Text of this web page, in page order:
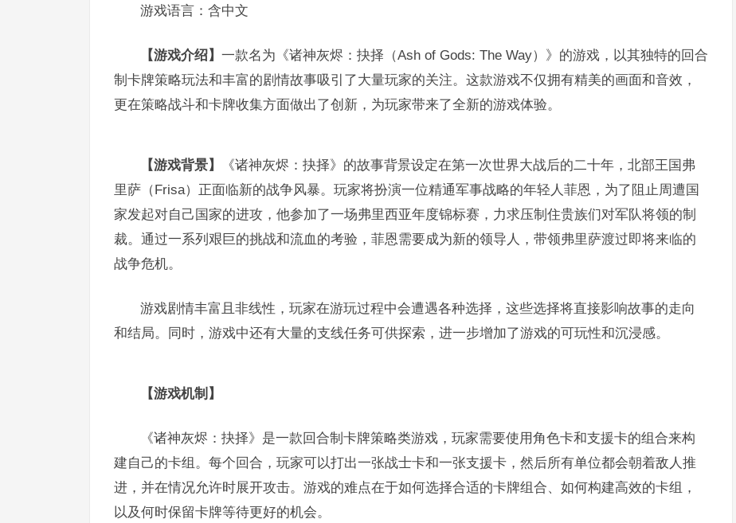
游戏语言：含中文
【游戏介绍】 一款名为《诸神灰烬：抉择（Ash of Gods: The Way）》的游戏，以其独特的回合
制卡牌策略玩法和丰富的剧情故事吸引了大量玩家的关注。这款游戏不仅拥有精美的画面和音效，
更在策略战斗和卡牌收集方面做出了创新，为玩家带来了全新的游戏体验。
【游戏背景】
《诸神灰烬：抉择》的故事背景设定在第一次世界大战后的二十年，北部王国弗
里萨（Frisa）正面临新的战争风暴。玩家将扮演一位精通军事战略的年轻人菲恩，为了阻止周遭国
家发起对自己国家的进攻，他参加了一场弗里西亚年度锦标赛，力求压制住贵族们对军队将领的制
裁。通过一系列艰巨的挑战和流血的考验，菲恩需要成为新的领导人，带领弗里萨渡过即将来临的
战争危机。
游戏剧情丰富且非线性，玩家在游玩过程中会遭遇各种选择，这些选择将直接影响故事的走向
和结局。同时，游戏中还有大量的支线任务可供探索，进一步增加了游戏的可玩性和沉浸感。
【游戏机制】
《诸神灰烬：抉择》是一款回合制卡牌策略类游戏，玩家需要使用角色卡和支援卡的组合来构
建自己的卡组。每个回合，玩家可以打出一张战士卡和一张支援卡，然后所有单位都会朝着敌人推
进，并在情况允许时展开攻击。游戏的难点在于如何选择合适的卡牌组合、如何构建高效的卡组，
以及何时保留卡牌等待更好的机会。